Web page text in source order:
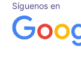
Síguenos en